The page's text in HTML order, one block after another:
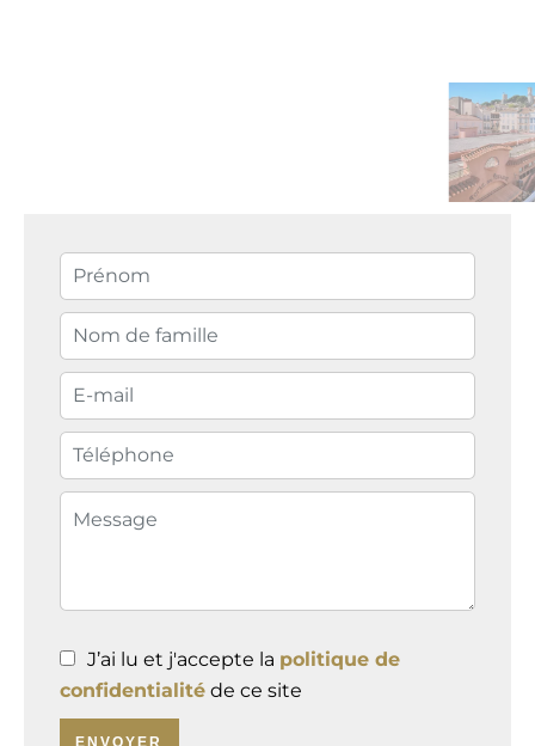
J’ai lu et j'accepte la politique de
confidentialité de ce site
ENVOYER